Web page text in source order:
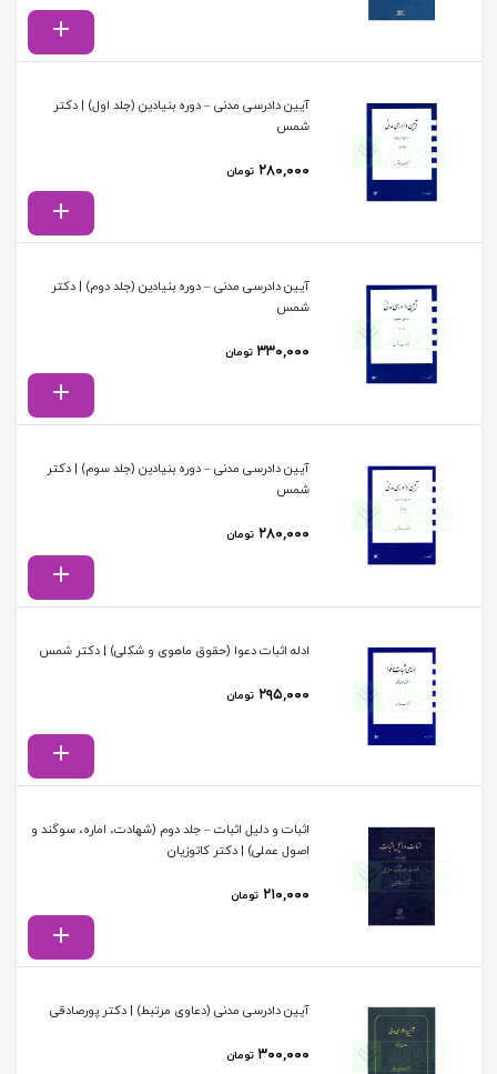
آیین دادرسی مدنی – دوره بنیادین (جلد اول) | دکتر
شمس
۲۸۰,۰۰۰ تومان
آیین دادرسی مدنی – دوره بنیادین (جلد دوم) | دکتر
شمس
۳۳۰,۰۰۰ تومان
آیین دادرسی مدنی – دوره بنیادین (جلد سوم) | دکتر
شمس
۲۸۰,۰۰۰ تومان
ادله اثبات دعوا (حقوق ماهوی و شکلی) | دکتر شمس
۲۹۵,۰۰۰ تومان
اثبات و دلیل اثبات – جلد دوم (شهادت، اماره، سوگند و
اصول عملی) | دکتر کاتوزیان
۲۱۰,۰۰۰ تومان
آیین دادرسی مدنی (دعاوی مرتبط) | دکتر پورصادقی
۳۰۰,۰۰۰ تومان